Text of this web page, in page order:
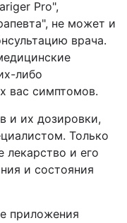
Pro",
не может и
врача.
либо
вас симптомов.
и их дозировки,
Только
лекарство и его
и состояния
приложения